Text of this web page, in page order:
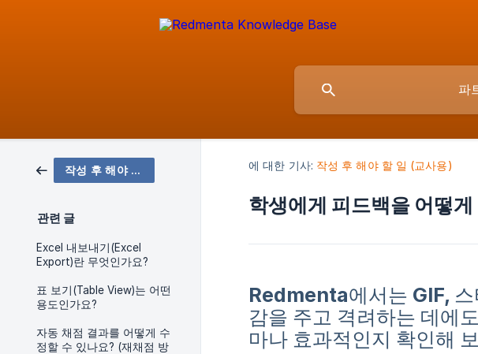
작성 후 해야 할 일 (교사용)
관련 글
Excel 내보내기(Excel
Export)란 무엇인가요?
표 보기(Table View)는 어떤
용도인가요?
자동 채점 결과를 어떻게 수
정할 수 있나요? (재채점 방
에 대한 기사: 작성 후 해야 할 일 (교사용)
학생에게 피드백을 어떻
Redmenta에서는 GIF, 스
감을 주고 격려하는 데에
마나 효과적인지 확인해